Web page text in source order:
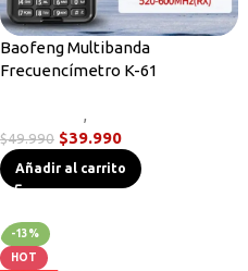
Baofeng Multibanda
Frecuencímetro K-61
,
$49.990 $39.990
Añadir al carrito
-13%
HOT